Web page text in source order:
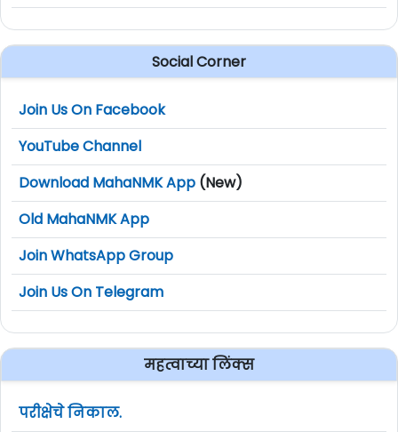
Social Corner
Join Us On Facebook
YouTube Channel
Download MahaNMK App (New)
Old MahaNMK App
Join WhatsApp Group
Join Us On Telegram
महत्वाच्या लिंक्स
परीक्षेचे निकाल.